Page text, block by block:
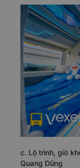
c. Lộ trình, giờ
Quang Dũng